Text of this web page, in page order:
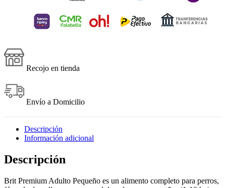
Recojo en tienda
Envío a Domicilio
Descripción
Información adicional
Descripción
Brit Premium Adulto Pequeño es un alimento completo para perros,